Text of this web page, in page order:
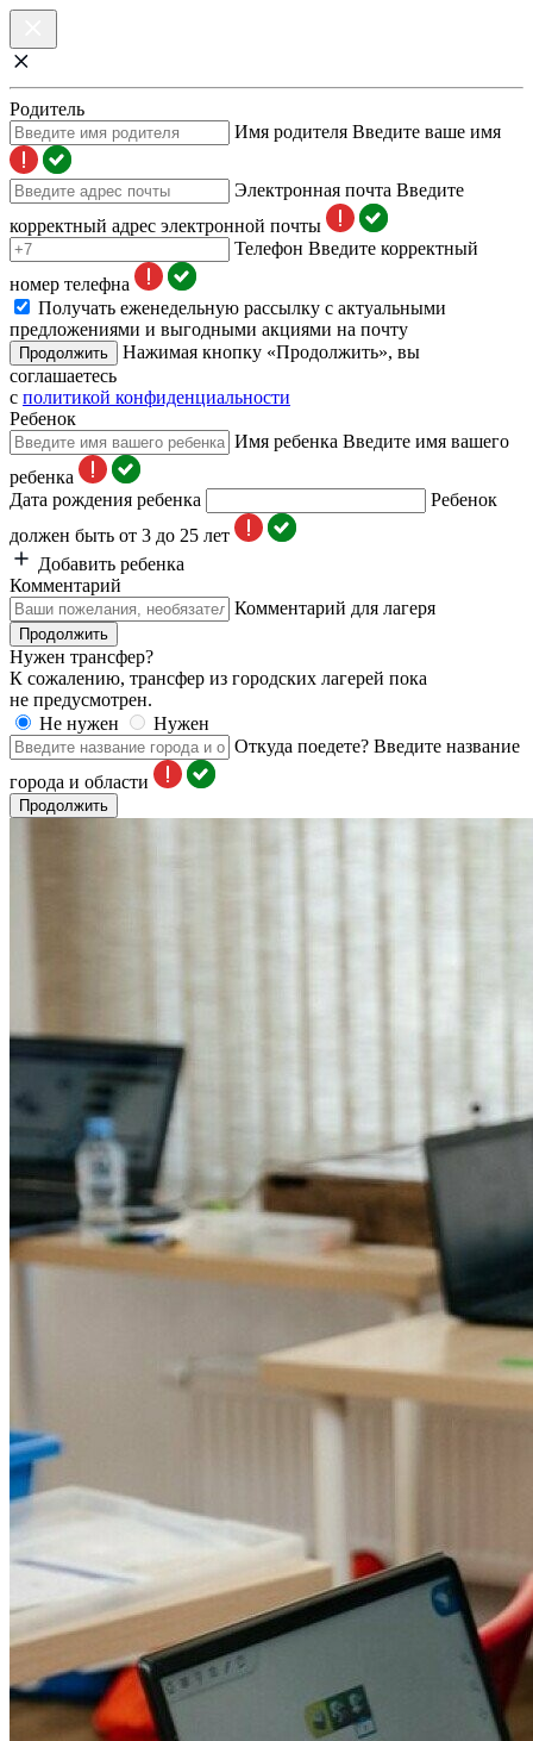
Родитель
Имя родителя Введите ваше имя
Электронная почта Введите
корректный адрес электронной почты
Телефон Введите корректный
номер телефна
Получать еженедельную рассылку с актуальными
предложениями и выгодными акциями на почту
Продолжить
Нажимая кнопку «Продолжить», вы
соглашаетесь
с политикой конфиденциальности
Ребенок
Имя ребенка Введите имя вашего
ребенка
Дата рождения ребенка
Ребенок
должен быть от 3 до 25 лет
Добавить ребенка
Комментарий
Комментарий для лагеря
Продолжить
Нужен трансфер?
К сожалению, трансфер из городских лагерей пока
не предусмотрен.
Не нужен
Нужен
Откуда поедете? Введите название
города и области
Продолжить